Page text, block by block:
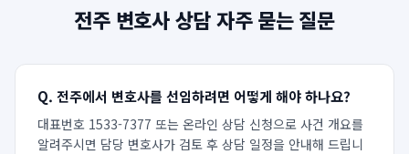
전주변호사 상담 자주 묻는 질문
Q. 전주에서 변호사를 선임하려면 어떻게 해야 하나요?
대표번호 1533-7377 또는 온라인 상담 신청으로 사건 개요를
알려주시면 담당 변호사가 검토 후 상담 일정을 안내해 드립니